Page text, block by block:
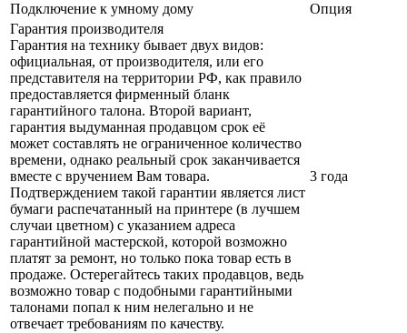
Подключение к умному дому
Опция
Гарантия производителя
Гарантия на технику бывает двух видов:
официальная, от производителя, или его
представителя на территории РФ, как правило
предоставляется фирменный бланк
гарантийного талона. Второй вариант,
гарантия выдуманная продавцом срок её
может составлять не ограниченное количество
времени, однако реальный срок заканчивается
вместе с вручением Вам товара.
Подтверждением такой гарантии является лист
бумаги распечатанный на принтере (в лучшем
случаи цветном) с указанием адреса
гарантийной мастерской, которой возможно
платят за ремонт, но только пока товар есть в
продаже. Остерегайтесь таких продавцов, ведь
возможно товар с подобными гарантийными
талонами попал к ним нелегально и не
отвечает требованиям по качеству.
3 года